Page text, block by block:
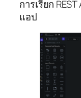
การเรียก
แอป